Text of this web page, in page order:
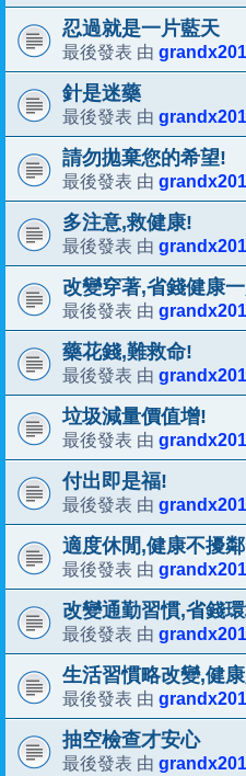
忍過就是一片藍天
最後發表 由
針是迷藥
最後發表 由
請勿拋棄您的希望!
最後發表 由
多注意,救健康!
最後發表 由
改變穿著,省錢健康
最後發表 由
藥花錢,難救命!
最後發表 由
垃圾減量價值增!
最後發表 由
付出即是福!
最後發表 由
適度休閒,健康不擾
最後發表 由
改變通勤習慣,省錢
最後發表 由
生活習慣略改變,健
最後發表 由
抽空檢查才安心
最後發表 由